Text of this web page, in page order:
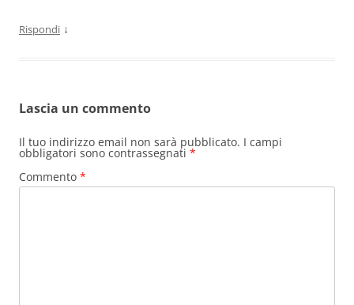
Rispondi ↓
Lascia un commento
Il tuo indirizzo email non sarà pubblicato. I campi
obbligatori sono contrassegnati *
Commento *